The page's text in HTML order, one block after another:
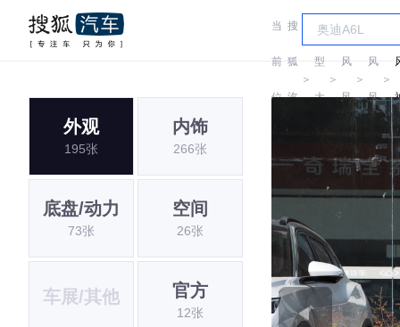
当
前
位
置:
搜
狐
汽
＞
车
型
大
＞
东
风
风
＞
风
风
＞
外观
195张
内饰
266张
底盘/动力
73张
空间
26张
车展/其他 官方
12张